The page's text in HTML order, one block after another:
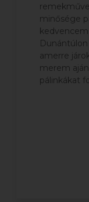
minősége
amerre
merem
pálinkákat